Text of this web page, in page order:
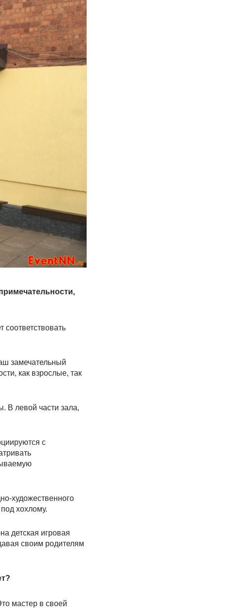
замечательный
как взрослые, так
В левой части зала,
с
художественного
хохлому.
детская игровая
своим родителям
мастер в своей